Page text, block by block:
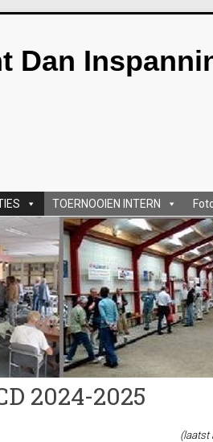
Dan
TOERNOOIEN INTERN
2024-2025
(laatst